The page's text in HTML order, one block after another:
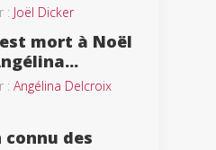
: Joël Dicker
mort à Noël
: Angélina Delcroix
connu des